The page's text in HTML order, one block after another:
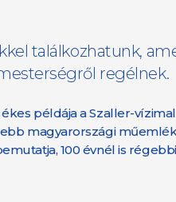
találkozhatunk,
regélnek.
példája a Szaller-
magyarországi
100 évnél is